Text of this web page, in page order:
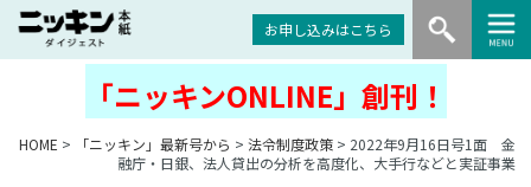
お申し込みはこちら
「ニッキンONLINE」創刊！
HOME > 「ニッキン」最新号から > 法令制度政策> 2022年9月16日号1面 金
融庁・日銀、法人貸出の分析を高度化、大手行などと実証事業